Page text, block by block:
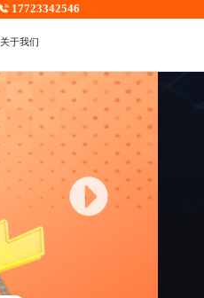
17723342546
关于我们